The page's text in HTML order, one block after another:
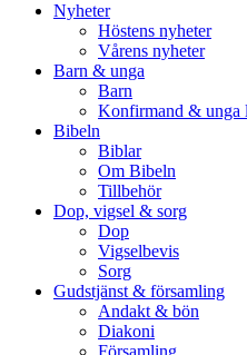
Nyheter
Höstens nyheter
Vårens nyheter
Barn & unga
Barn
Konfirmand & unga
Bibeln
Biblar
Om Bibeln
Tillbehör
Dop, vigsel & sorg
Dop
Vigselbevis
Sorg
Gudstjänst & församling
Andakt & bön
Diakoni
Församling